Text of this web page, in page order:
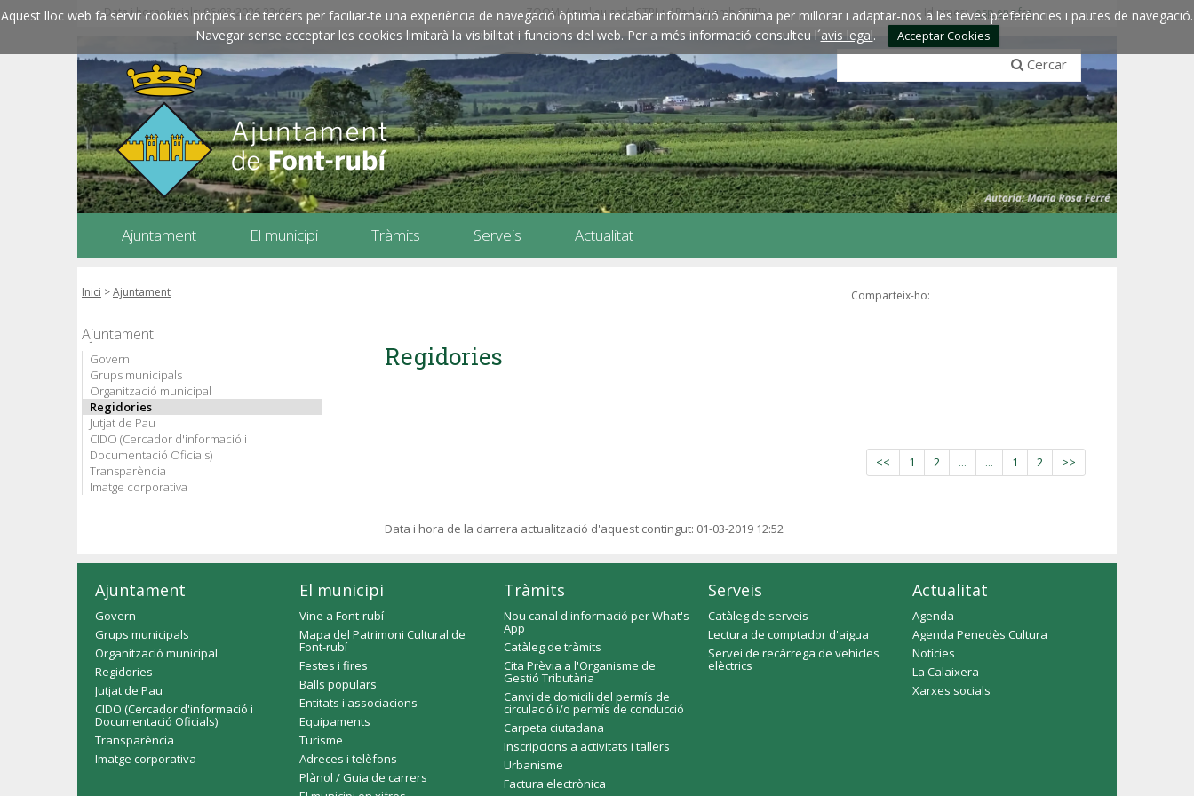
Aquest lloc web fa servir cookies pròpies i de tercers per faciliar-te una experiència de navegació òptima i recabar informació anònima per millorar i adaptar-nos a les teves preferències i pautes de navegació.
Navegar sense acceptar les cookies limitarà la visibilitat i funcions del web. Per a més informació consulteu l´avis legal. Acceptar Cookies
Data i hora oficials: 06/08/2026 23:06 ZOOM: Amplieu amb CTRL+ / Reduïu amb CTRL- Idiomes:esp engfra
Cercar
Ajuntament El municipi Tràmits Serveis Actualitat
Inici >Ajuntament Comparteix-ho:
Ajuntament
Govern
Grups municipals
Organització municipal
Regidories
Jutjat de Pau
CIDO (Cercador d'informació i
Documentació Oficials)
Transparència
Imatge corporativa
Regidories
<< 1 2 ... ... 1 2 >>
Data i hora de la darrera actualització d'aquest contingut: 01-03-2019 12:52
Ajuntament
Govern
Grups municipals
Organització municipal
Regidories
Jutjat de Pau
CIDO (Cercador d'informació i
Documentació Oficials)
Transparència
Imatge corporativa
El municipi
Vine a Font-rubí
Mapa del Patrimoni Cultural de
Font-rubí
Festes i fires
Balls populars
Entitats i associacions
Equipaments
Turisme
Adreces i telèfons
Plànol / Guia de carrers
Tràmits
Nou canal d'informació per What's
App
Catàleg de tràmits
Cita Prèvia a l'Organisme de
Gestió Tributària
Canvi de domicili del permís de
circulació i/o permís de conducció
Carpeta ciutadana
Inscripcions a activitats i tallers
Urbanisme
Factura electrònica
Serveis
Catàleg de serveis
Lectura de comptador d'aigua
Servei de recàrrega de vehicles
elèctrics
Actualitat
Agenda
Agenda Penedès Cultura
Notícies
La Calaixera
Xarxes socials